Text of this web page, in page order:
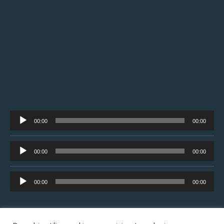
Tocador
de
áudio
00:00 00:00
Tocador
de
áudio
00:00 00:00
Tocador
de
00:00 00:00